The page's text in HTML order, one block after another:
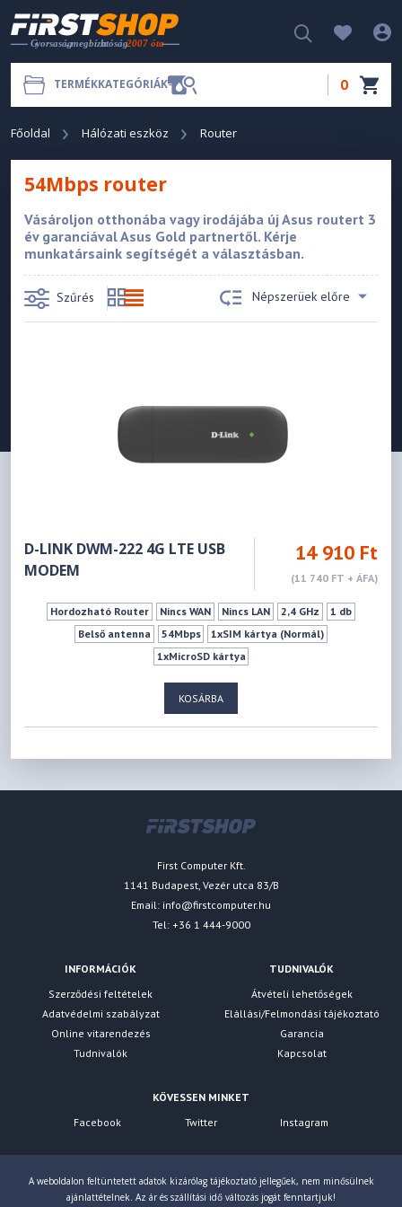
TERMÉKKATEGÓRIÁK 0
Főoldal Hálózati eszköz Router
54Mbps router
Vásároljon otthonába vagy irodájába új Asus routert 3
év garanciával Asus Gold partnertől. Kérje
munkatársaink segítségét a választásban.
Szűrés Népszerüek előre
D-LINK DWM-222 4G LTE USB
MODEM
14 910 Ft
(11 740 FT + ÁFA)
Hordozható Router Nincs WAN Nincs LAN 2,4 GHz
1 db
Belső antenna
54Mbps
1xSIM kártya (Normál)
1xMicroSD kártya
KOSÁRBA
First Computer Kft.
1141 Budapest, Vezér utca 83/B
Email: info@firstcomputer.hu
Tel: +36 1 444-9000
INFORMÁCIÓK
Szerződési feltételek
Adatvédelmi szabályzat
Online vitarendezés
Tudnivalók
TUDNIVALÓK
Átvételi lehetőségek
Elállási/Felmondási tájékoztató
Garancia
Kapcsolat
KÖVESSEN MINKET
Facebook
Twitter Instagram
A weboldalon feltüntetett adatok kizárólag tájékoztató jellegűek, nem minősülnek
ajánlattételnek. Az ár és szállítási idő változás jogát fenntartjuk!